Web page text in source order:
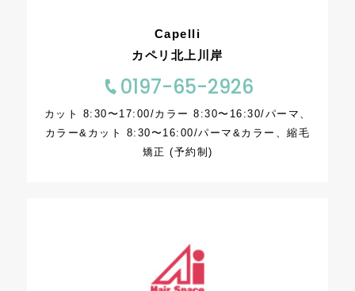
Capelli
カペリ北上川岸
0197-65-2926
カット 8:30〜17:00/カラー 8:30〜16:30/パーマ、
カラー&カット 8:30〜16:00/パーマ&カラー、縮毛
矯正 (予約制)